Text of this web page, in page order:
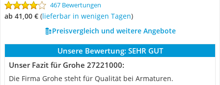
467 Bewertungen
ab 41,00 € ( Lieferbar in wenigen Tagen)
Preisvergleich und weitere Angebote
Unsere Bewertung: SEHR GUT
Unser Fazit für Grohe 27221000:
Die Firma Grohe steht für Qualität bei Armaturen.